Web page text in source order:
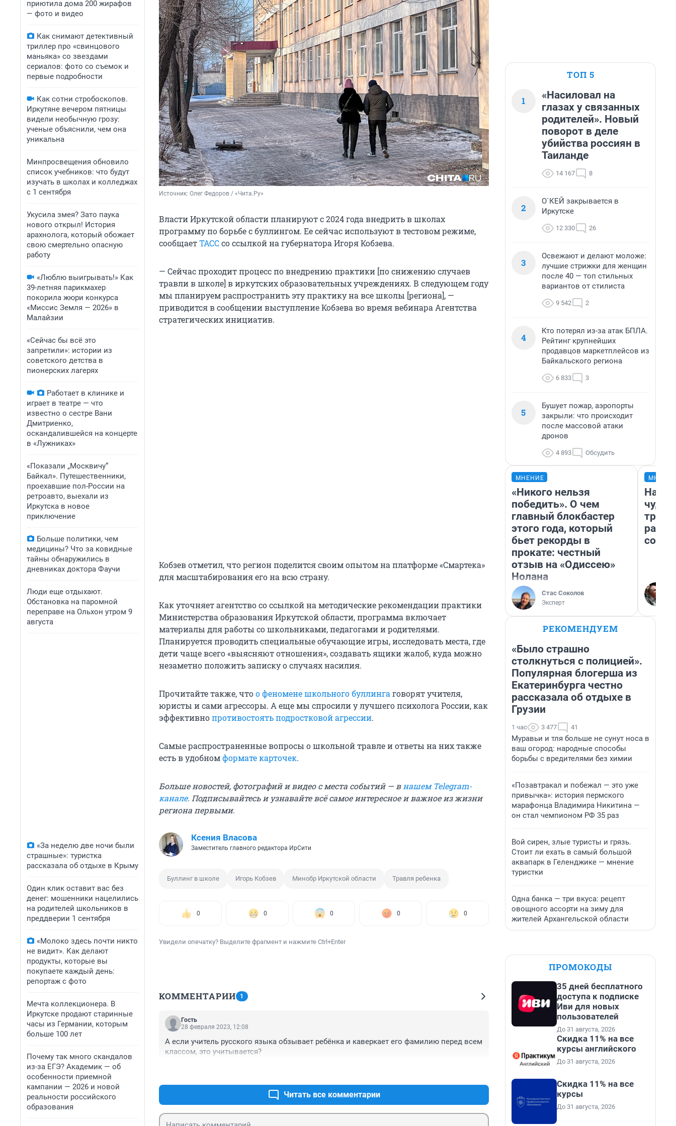
приютила дома 200 жирафов
— фото и видео
Как снимают детективный
триллер про «свинцового
маньяка» со звездами
сериалов: фото со съемок и
первые подробности
Как сотни стробоскопов.
Иркутяне вечером пятницы
видели необычную грозу:
ученые объяснили, чем она
уникальна
Минпросвещения обновило
список учебников: что будут
изучать в школах и колледжах
с 1 сентября
Укусила змея? Зато паука
нового открыл! История
арахнолога, который обожает
свою смертельно опасную
работу
«Люблю выигрывать!» Как
39-летняя парикмахер
покорила жюри конкурса
«Миссис Земля — 2026» в
Малайзии
«Сейчас бы всё это
запретили»: истории из
советского детства в
пионерских лагерях
Работает в клинике и
играет в театре — что
известно о сестре Вани
Дмитриенко,
оскандалившейся на концерте
в «Лужниках»
«Показали „Москвичу“
Байкал». Путешественники,
проехавшие пол-России на
ретроавто, выехали из
Иркутска в новое
приключение
Больше политики, чем
медицины? Что за ковидные
тайны обнаружились в
дневниках доктора Фаучи
Люди еще отдыхают.
Обстановка на паромной
переправе на Ольхон утром 9
августа
«За неделю две ночи были
страшные»: туристка
рассказала об отдыхе в Крыму
Один клик оставит вас без
денег: мошенники нацелились
на родителей школьников в
преддверии 1 сентября
«Молоко здесь почти никто
не видит». Как делают
продукты, которые вы
покупаете каждый день:
репортаж с фото
Мечта коллекционера. В
Иркутске продают старинные
часы из Германии, которым
больше 100 лет
Почему так много скандалов
из-за ЕГЭ? Академик — об
особенности приемной
кампании — 2026 и новой
реальности российского
образования
Источник: Олег Федоров / «Чита.Ру»
Власти Иркутской области планируют с 2024 года внедрить в школах
программу по борьбе с буллингом. Ее сейчас используют в тестовом режиме,
сообщаетТАССсо ссылкой на губернатора Игоря Кобзева.
— Сейчас проходит процесс по внедрению практики [по снижению случаев
травли в школе] в иркутских образовательных учреждениях. В следующем году
мы планируем распространить эту практику на все школы [региона], —
приводится в сообщении выступление Кобзева во время вебинара Агентства
стратегических инициатив.
Кобзев отметил, что регион поделится своим опытом на платформе «Смартека»
для масштабирования его на всю страну.
Как уточняет агентство со ссылкой на методические рекомендации практики
Министерства образования Иркутской области, программа включает
материалы для работы со школьниками, педагогами и родителями.
Планируется проводить специальные обучающие игры, исследовать места, где
дети чаще всего «выясняют отношения», создавать ящики жалоб, куда можно
незаметно положить записку о случаях насилия.
Прочитайте также, чтоо феномене школьного буллинга говорят учителя,
юристы и сами агрессоры. А еще мы спросили у лучшего психолога России, как
эффективнопротивостоять подростковой агрессии.
Самые распространенные вопросы о школьной травле и ответы на них также
есть в удобномформате карточек.
Больше новостей, фотографий и видео с места событий — в нашем Telegram-
канале. Подписывайтесь и узнавайте всё самое интересное и важное из жизни
региона первыми.
Ксения Власова
Заместитель главного редактора ИрСити
Буллинг в школе Игорь Кобзев Минобр Иркутской области Травля ребенка
0 0 0 0 0
Увидели опечатку? Выделите фрагмент и нажмите Ctrl+Enter
КОММЕНТАРИИ 1
Гость
28 февраля 2023, 12:08
А если учитель русского языка обзывает ребёнка и каверкает его фамилию перед всем
классом, это учитывается?
Читать все комментарии
ТОП 5
1
«Насиловал на
глазах у связанных
родителей». Новый
поворот в деле
убийства россиян в
Таиланде
14 167 8
2
О`КЕЙ закрывается в
Иркутске
12 330 26
3
Освежают и делают моложе:
лучшие стрижки для женщин
после 40 — топ стильных
вариантов от стилиста
9 542 2
4
Кто потерял из-за атак БПЛА.
Рейтинг крупнейших
продавцов маркетплейсов из
Байкальского региона
6 833 3
5
Бушует пожар, аэропорты
закрыли: что происходит
после массовой атаки
дронов
4 893 Обсудить
МНЕНИЕ
«Никого нельзя
победить». О чем
главный блокбастер
этого года, который
бьет рекорды в
прокате: честный
отзыв на «Одиссею»
Нолана
Стас Соколов
Эксперт
РЕКОМЕНДУЕМ
«Было страшно
столкнуться с полицией».
Популярная блогерша из
Екатеринбурга честно
рассказала об отдыхе в
Грузии
1 час 3 477 41
Муравьи и тля больше не сунут носа в
ваш огород: народные способы
борьбы с вредителями без химии
«Позавтракал и побежал — это уже
привычка»: история пермского
марафонца Владимира Никитина —
он стал чемпионом РФ 35 раз
Вой сирен, злые туристы и грязь.
Стоит ли ехать в самый большой
аквапарк в Геленджике — мнение
туристки
Одна банка — три вкуса: рецепт
овощного ассорти на зиму для
жителей Архангельской области
ПРОМОКОДЫ
35 дней бесплатного
доступа к подписке
Иви для новых
пользователей
До 31 августа, 2026
Скидка 11% на все
курсы английского
До 31 августа, 2026
Скидка 11% на все
курсы
До 31 августа, 2026